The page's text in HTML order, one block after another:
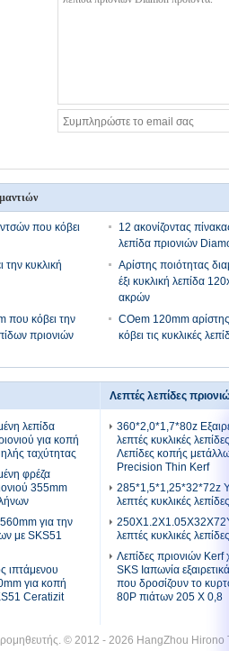
που κόβει
12 ακονίζοντας
λεπίδα πριονιών
την κυκλική
Αρίστης ποιότητας
έξι κυκλική λεπίδα
ακρών
που κόβει την
πριονιών
COem 120mm
κόβει τις κυκλικές
λεπίδα
για κοπή
ταχύτητας
φρέζα
355mm
για την
με SKS51
ιπτάμενου
για κοπή
Ceratizit
Λεπτές λεπίδες
360*2,0*1,7*80z
λεπτές κυκλικές λεπίδες |
Λεπίδες κοπής μετάλλων
Precision Thin Kerf
285*1,5*1,25*32*72z
λεπτές κυκλικές λεπίδες.
λεπτές κυκλικές λεπίδες.
Λεπίδες πριονιών Kerf
SKS Ιαπωνία εξαιρετικά
που δροσίζουν το
80P πιάτων 205 X 0,8
© 2012 - 2026 HangZhou